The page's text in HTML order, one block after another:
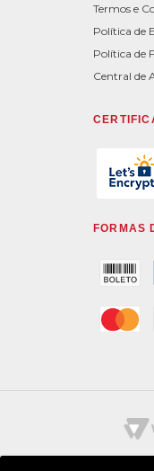
Termos e
Política de
Política de
Central de
FORMAS